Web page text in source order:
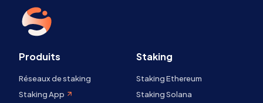
Produits
Réseaux de staking
Staking App
Staking
Staking Ethereum
Staking Solana